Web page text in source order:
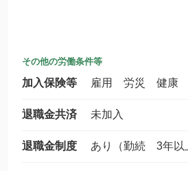
その他の労働条件等
加入保険等 雇用 労災 健康
退職金共済 未加入
退職金制度 あり（勤続 3年以